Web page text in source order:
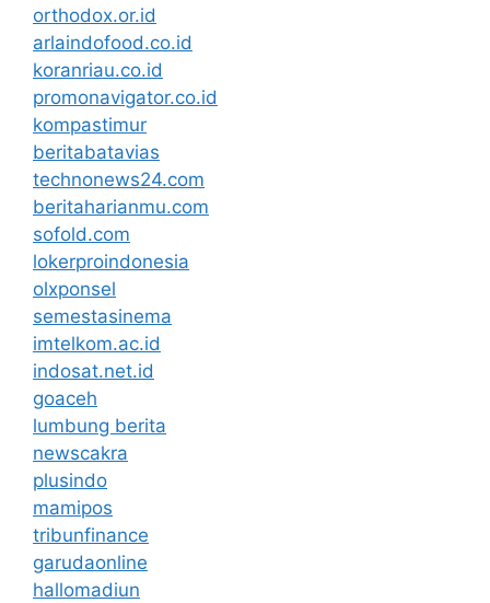
orthodox.or.id
arlaindofood.co.id
koranriau.co.id
promonavigator.co.id
kompastimur
beritabatavias
technonews24.com
beritaharianmu.com
sofold.com
lokerproindonesia
olxponsel
semestasinema
imtelkom.ac.id
indosat.net.id
goaceh
lumbung berita
newscakra
plusindo
mamipos
tribunfinance
garudaonline
hallomadiun